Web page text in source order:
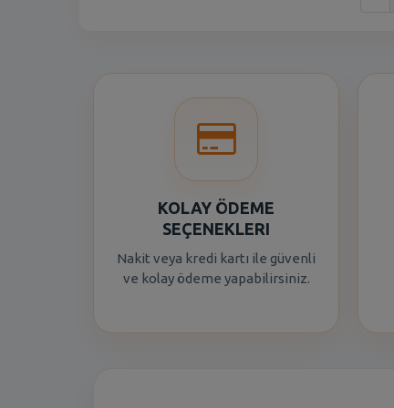
KOLAY ÖDEME
SEÇENEKLERI
Nakit veya kredi kartı ile güvenli
ve kolay ödeme yapabilirsiniz.